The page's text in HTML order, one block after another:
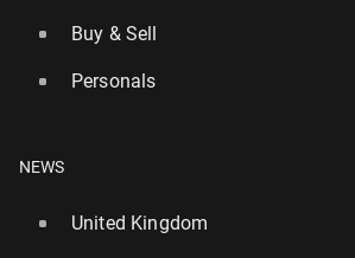
Buy & Sell
Personals
NEWS
United Kingdom